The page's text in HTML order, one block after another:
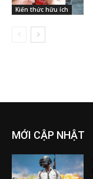
Kiến thức hữu ích
MỚI CẬP NHẬT